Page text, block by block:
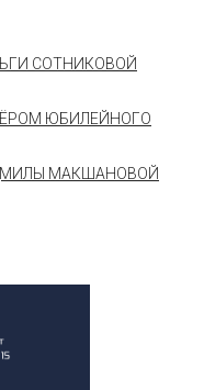
СОТНИКОВОЙ
ЮБИЛЕЙНОГО
МАКШАНОВОЙ